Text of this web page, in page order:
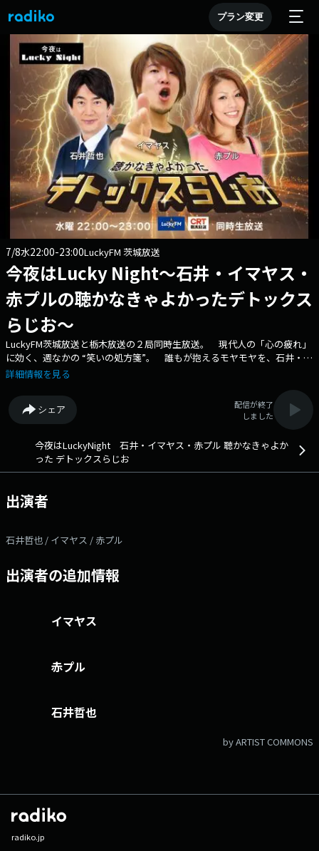
プラン変更
7/8水22:00-23:00LuckyFM 茨城放送
今夜はLucky Night～石井・イマヤス・
赤プルの聴かなきゃよかったデトックス
らじお～
LuckyFM茨城放送と栃木放送の２局同時生放送。 現代人の「心の疲れ」
に効く、週なかの “笑いの処方箋”。 誰もが抱えるモヤモヤを、石井・イ
マヤス・ 赤プルの３人が、愛と本音と笑いでデトックス。 「聴いた後
ibaraki.com ●radikoで「デトらじ」を聴く ●「デトらじ」公式X ハ
ッシュタグは＃デトらじ ●イマヤスさん公式Xはこちら ●「HAPPY
パンチ！」公式HPはこちら ●radikoで「HAPPYパンチ!」を聴く ●ス
キップカウズ公式Xはこちら ●赤プルさん公式Xはこちら ●「今夜は
LuckyNight 赤プルマンデー」公式Xはこちら ●radikoで「赤プルマンデ
ー」を聴く ●石井哲也さん公式Ｘはこちら ●radikoで「Music Pick
詳細情報を見る
シェア
配信が終了
しました
今夜はLuckyNight 石井・イマヤス・赤プル 聴かなきゃよか
った デトックスらじお
出演者
石井哲也 / イマヤス / 赤プル
出演者の追加情報
イマヤス
赤プル
石井哲也
by ARTIST COMMONS
radiko.jp